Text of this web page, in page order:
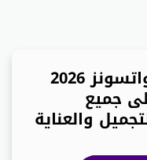
كوبون خصم واتسونز 2026
على جميع
والعناية